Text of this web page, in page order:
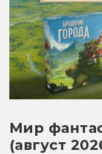
Мир
(август